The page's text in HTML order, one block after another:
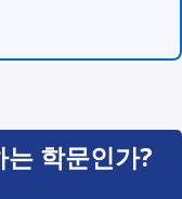
학문인가?